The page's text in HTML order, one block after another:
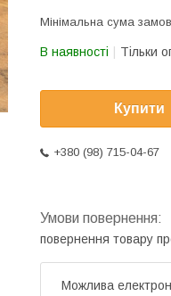
Мінімальна сума
В наявності Тільки
Купити
+380 (98) 715-04-67
повернення товару